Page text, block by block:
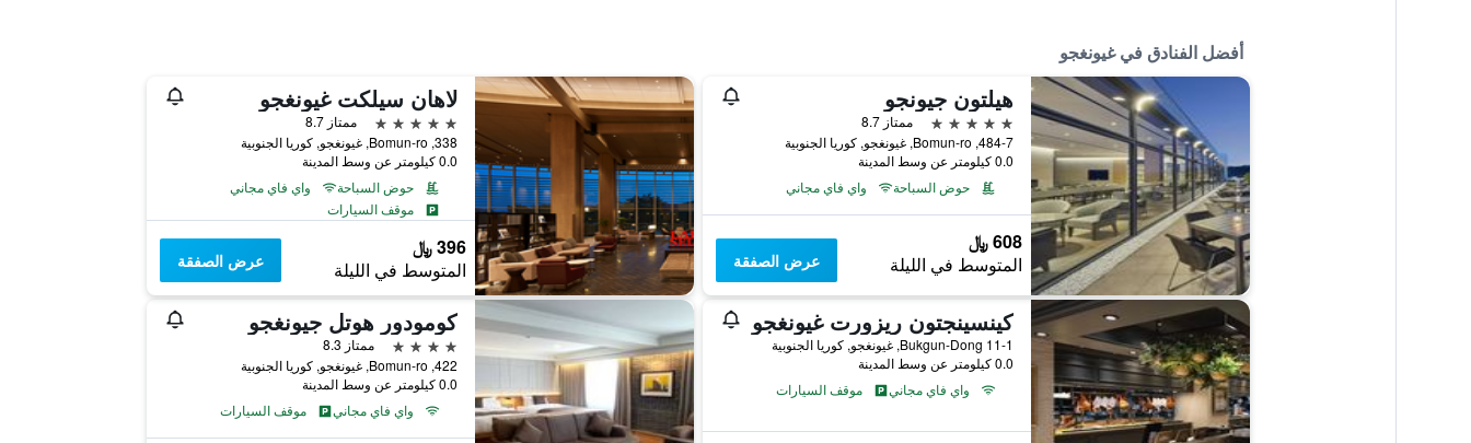
أفضل الفنادق في غيونغجو
هيلتون جيونجو
5 نجوم
ممتاز 8.7
484-7, Bomun-ro, غيونغجو, كوريا الجنوبية
0.0 كيلومتر عن وسط المدينة
حوض السباحة
واي فاي مجاني
608 ﷼
المتوسط في الليلة عرض الصفقة
لاهان سيلكت غيونغجو
5 نجوم
ممتاز 8.7
338, Bomun-ro, غيونغجو, كوريا الجنوبية
0.0 كيلومتر عن وسط المدينة
حوض السباحة
واي فاي مجاني
موقف السيارات
396 ﷼
المتوسط في الليلة عرض الصفقة
كينسينجتون ريزورت غيونغجو
11-1 Bukgun-Dong, غيونغجو, كوريا الجنوبية
0.0 كيلومتر عن وسط المدينة
واي فاي مجاني
موقف السيارات
كومودور هوتل جيونغجو
4 نجوم
ممتاز 8.3
422, Bomun-ro, غيونغجو, كوريا الجنوبية
0.0 كيلومتر عن وسط المدينة
واي فاي مجاني
موقف السيارات